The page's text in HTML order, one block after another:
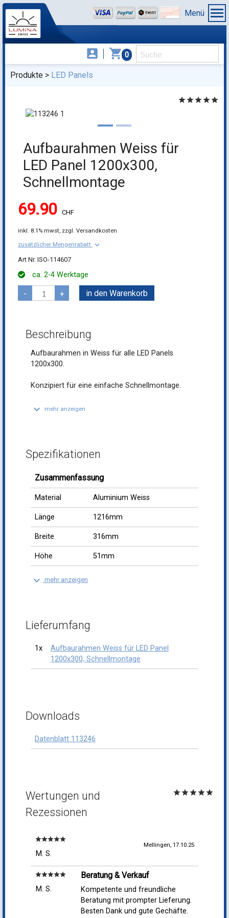
account_box shopping_cart 0
Menü
Produkte LED Panels
starstarstarstarstar
Aufbaurahmen Weiss für
LED Panel 1200x300,
Schnellmontage
69.90 CHF
inkl. 8.1% mwst, zzgl. Versandkosten
zusätzlicher Mengenrabatt keyboard_arrow_down
ISO-114607
ca. 2-4 Werktage
- + in den Warenkorb
Beschreibung
Aufbaurahmen in Weiss für alle LED Panels
1200x300.
Konzipiert für eine einfache Schnellmontage.
keyboard_arrow_down mehr anzeigen
Spezifikationen
Zusammenfassung
Material Aluminium Weiss
Länge 1216mm
Breite 316mm
Höhe 51mm
keyboard_arrow_down mehr anzeigen
Lieferumfang
1x
Aufbaurahmen Weiss für LED Panel
1200x300, Schnellmontage
Downloads
Datenblatt 113246
Wertungen und
Rezessionen
starstarstarstarstar
starstarstarstarstar
M. S.
Mellingen, 17.10.25
starstarstarstarstar
M. S.
Beratung & Verkauf
Kompetente und freundliche
Beratung mit prompter Lieferung.
Besten Dank und gute Gechäfte.